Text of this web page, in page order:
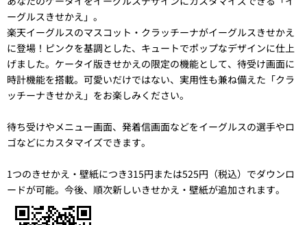
ーグルスきせかえ」。
楽天イーグルスのマスコット・クラッチーナがイーグルスきせかえ
に登場！ピンクを基調とした、キュートでポップなデザインに仕上
げました。ケータイ版きせかえの限定の機能として、待受け画面に
時計機能を搭載。可愛いだけではない、実用性も兼ね備えた「クラ
ッチーナきせかえ」をお楽しみください。
待ち受けやメニュー画面、発着信画面などをイーグルスの選手やロ
ゴなどにカスタマイズできます。
1つのきせかえ・壁紙につき315円または525円（税込）でダウンロ
ードが可能。今後、順次新しいきせかえ・壁紙が追加されます。